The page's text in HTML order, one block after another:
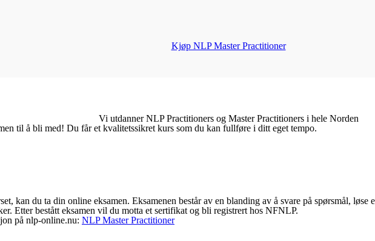
Kjøp NLP Master Practitioner
Vi utdanner NLP Practitioners og Master Practitioners i hele Norden
til å bli med! Du får et kvalitetssikret kurs som du kan fullføre i ditt eget tempo.
kan du ta din online eksamen. Eksamenen består av en blanding av å svare på spørsmål, løse
Etter bestått eksamen vil du motta et sertifikat og bli registrert hos NFNLP.
på nlp-online.nu: NLP Master Practitioner